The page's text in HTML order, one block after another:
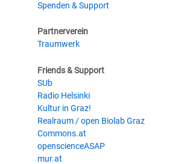
Spenden & Support
Partnerverein
Traumwerk
Friends & Support
SUb
Radio Helsinki
Kultur in Graz!
Realraum / open Biolab Graz
Commons.at
openscienceASAP
mur.at